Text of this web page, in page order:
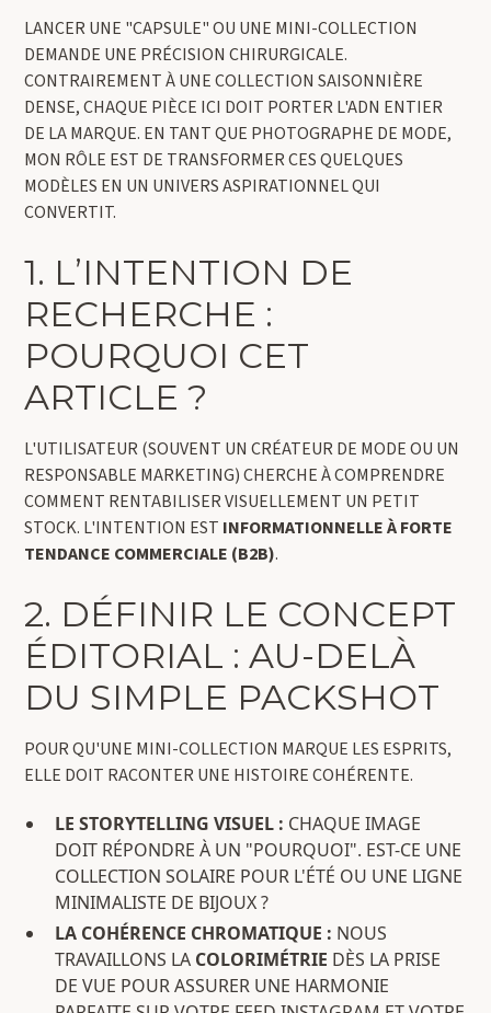
LANCER UNE "CAPSULE" OU UNE MINI-COLLECTION
DEMANDE UNE PRÉCISION CHIRURGICALE.
CONTRAIREMENT À UNE COLLECTION SAISONNIÈRE
DENSE, CHAQUE PIÈCE ICI DOIT PORTER L'ADN ENTIER
DE LA MARQUE. EN TANT QUE PHOTOGRAPHE DE MODE,
MON RÔLE EST DE TRANSFORMER CES QUELQUES
MODÈLES EN UN UNIVERS ASPIRATIONNEL QUI
CONVERTIT.
1. L’INTENTION DE
RECHERCHE :
POURQUOI CET
ARTICLE ?
L'UTILISATEUR (SOUVENT UN CRÉATEUR DE MODE OU UN
RESPONSABLE MARKETING) CHERCHE À COMPRENDRE
COMMENT RENTABILISER VISUELLEMENT UN PETIT
STOCK. L'INTENTION EST INFORMATIONNELLE À FORTE
TENDANCE COMMERCIALE (B2B).
2. DÉFINIR LE CONCEPT
ÉDITORIAL : AU-DELÀ
DU SIMPLE PACKSHOT
POUR QU'UNE MINI-COLLECTION MARQUE LES ESPRITS,
ELLE DOIT RACONTER UNE HISTOIRE COHÉRENTE.
LE STORYTELLING VISUEL : CHAQUE IMAGE
DOIT RÉPONDRE À UN "POURQUOI". EST-CE UNE
COLLECTION SOLAIRE POUR L'ÉTÉ OU UNE LIGNE
MINIMALISTE DE BIJOUX ?
LA COHÉRENCE CHROMATIQUE : NOUS
TRAVAILLONS LA COLORIMÉTRIE DÈS LA PRISE
DE VUE POUR ASSURER UNE HARMONIE